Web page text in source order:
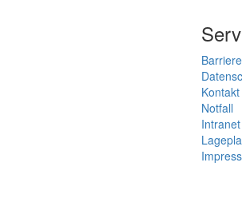
Kontakt
Notfall
Intranet